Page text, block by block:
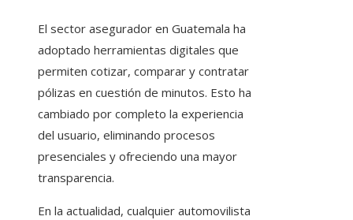
El sector asegurador en Guatemala ha
adoptado herramientas digitales que
permiten cotizar, comparar y contratar
pólizas en cuestión de minutos. Esto ha
cambiado por completo la experiencia
del usuario, eliminando procesos
presenciales y ofreciendo una mayor
transparencia.
En la actualidad, cualquier automovilista